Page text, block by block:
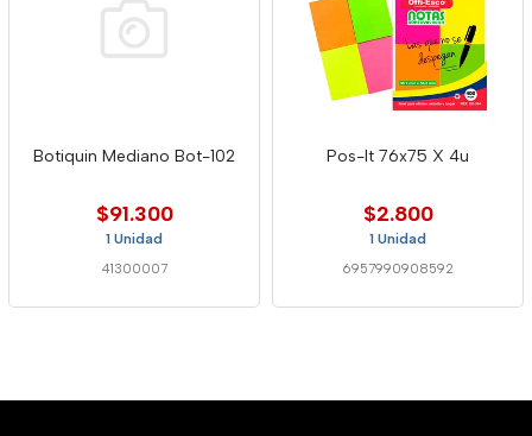
Botiquin Mediano Bot-102
$91.300
1 Unidad
41300007
Pos-It 76x75 X 4u
$2.800
1 Unidad
6957990908592